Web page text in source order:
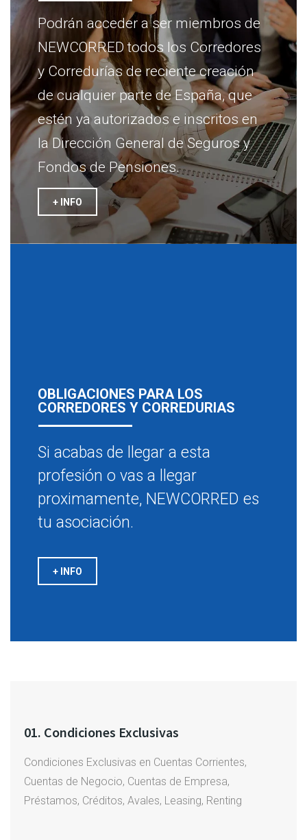
Podrán acceder a ser miembros de
NEWCORRED todos los Corredores
y Corredurías de reciente creación
de cualquier parte de España, que
estén ya autorizados e inscritos en
la Dirección General de Seguros y
Fondos de Pensiones.
+ INFO
OBLIGACIONES PARA LOS
CORREDORES Y CORREDURIAS
Si acabas de llegar a esta
profesión o vas a llegar
proximamente, NEWCORRED es
tu asociación.
+ INFO
01. Condiciones Exclusivas
Condiciones Exclusivas en Cuentas Corrientes,
Cuentas de Negocio, Cuentas de Empresa,
Préstamos, Créditos, Avales, Leasing, Renting